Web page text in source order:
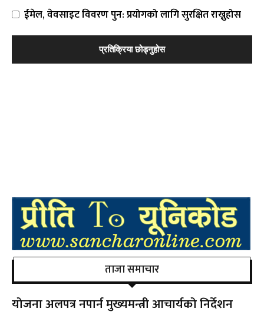
ईमेल, वेवसाइट विवरण पुन: प्रयोगको लागि सुरक्षित राख्नुहोस
ताजा समाचार
योजना अलपत्र नपार्न मुख्यमन्त्री आचार्यको निर्देशन